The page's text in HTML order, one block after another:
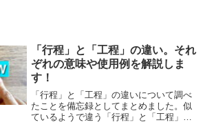
「行程」と「工程」の違い。それ
ぞれの意味や使用例を解説しま
す！
「行程」と「工程」の違いについて調べ
たことを備忘録としてまとめました。似
ているようで違う「行程」と「工程」の